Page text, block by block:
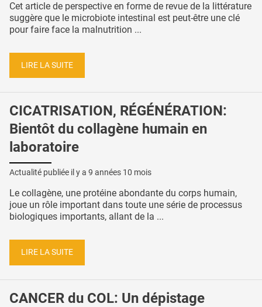
Cet article de perspective en forme de revue de la littérature
suggère que le microbiote intestinal est peut-être une clé
pour faire face la malnutrition ...
LIRE LA SUITE
CICATRISATION, RÉGÉNÉRATION:
Bientôt du collagène humain en
laboratoire
Actualité publiée il y a 9 années 10 mois
Le collagène, une protéine abondante du corps humain,
joue un rôle important dans toute une série de processus
biologiques importants, allant de la ...
LIRE LA SUITE
CANCER du COL: Un dépistage